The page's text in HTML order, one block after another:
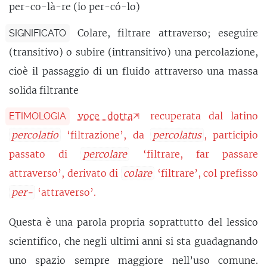
per-co-là-re (io per-có-lo)
SIGNIFICATO
Colare, filtrare attraverso; eseguire
(transitivo) o subire (intransitivo) una percolazione,
cioè il passaggio di un fluido attraverso una massa
solida filtrante
ETIMOLOGIA voce dotta
recuperata dal latino
percolatio
‘filtrazione’, da percolatus , participio
passato di
percolare
‘filtrare, far passare
attraverso’, derivato di colare ‘filtrare’, col prefisso
per- ‘attraverso’.
Questa è una parola propria soprattutto del lessico
scientifico, che negli ultimi anni si sta guadagnando
uno spazio sempre maggiore nell’uso comune.